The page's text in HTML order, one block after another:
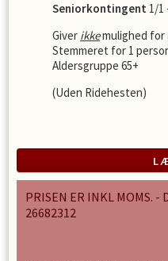
Seniorkontingent 1/1
Giver ikkemulighed for
Stemmeret for 1
Aldersgruppe 65+
(Uden Ridehesten)
PRISEN ER INKL MOMS. -
26682312